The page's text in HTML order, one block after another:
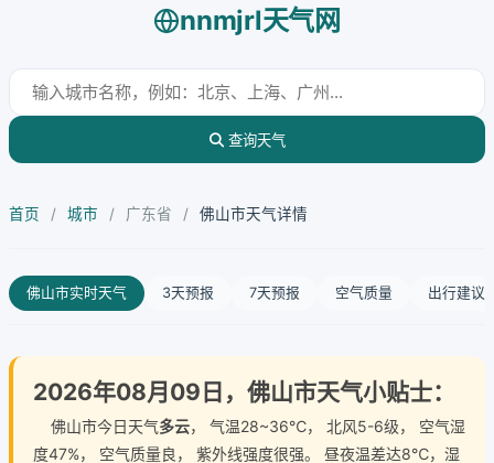
nnmjrl天气网
查询天气
首页 / 城市 / 广东省 / 佛山市天气详情
佛山市实时天气 3天预报 7天预报 空气质量 出行建议
2026年08月09日，佛山市天气小贴士：
佛山市今日天气多云， 气温28~36℃， 北风5-6级， 空气湿
度47%， 空气质量良， 紫外线强度很强。 昼夜温差达8℃，湿